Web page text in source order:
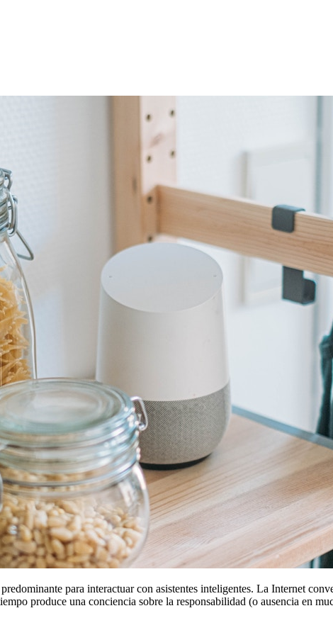
para interactuar con asistentes inteligentes. La Internet
produce una conciencia sobre la responsabilidad (o ausencia en